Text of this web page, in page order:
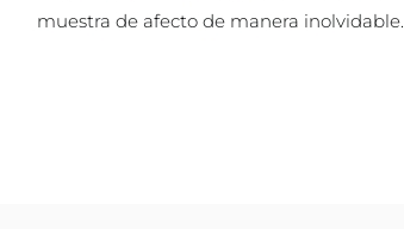
muestra de afecto de manera inolvidable.